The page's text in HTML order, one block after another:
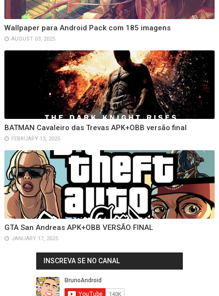
Wallpaper para Android Pack com 185 imagens
AUGUST 03, 2025
BATMAN Cavaleiro das Trevas APK+OBB versão final
FEBRUARY 13, 2025
GTA San Andreas APK+OBB VERSÃO FINAL
JANUARY 17, 2025
INSCREVA SE NO CANAL